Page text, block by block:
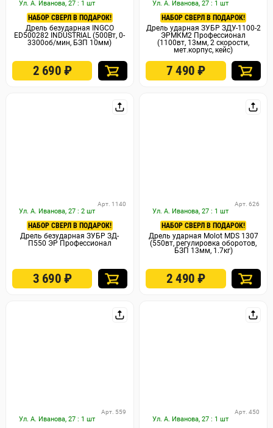
Ул. А. Иванова, 27 : 1 шт
НАБОР СВЕРЛ В ПОДАРОК!
Дрель безударная INGCO
ED500282 INDUSTRIAL (500Вт, 0-
3300об/мин, БЗП 10мм)
2 690 ₽
Ул. А. Иванова, 27 : 1 шт
НАБОР СВЕРЛ В ПОДАРОК!
Дрель ударная ЗУБР ЗДУ-1100-2
ЭРМКМ2 Профессионал
(1100вт, 13мм, 2 скорости,
мет.корпус, кейс)
7 490₽
Ул. А. Иванова, 27 : 2 шт
Арт. 1140
НАБОР СВЕРЛ В ПОДАРОК!
Дрель безударная ЗУБР ЗД-
П550 ЭР Профессионал
3 690 ₽
Ул. А. Иванова, 27 : 1 шт
Арт. 626
НАБОР СВЕРЛ В ПОДАРОК!
Дрель ударная Molot MDS 1307
(550вт, регулировка оборотов,
БЗП 13мм, 1.7кг)
2 490₽
Ул. А. Иванова, 27 : 1 шт
Арт. 559
Ул. А. Иванова, 27 : 1 шт
Арт. 450